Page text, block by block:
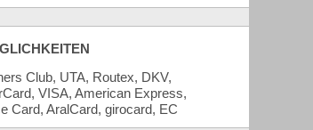
Club, UTA, Routex, DKV,
VISA, American Express,
Card, AralCard, girocard, EC